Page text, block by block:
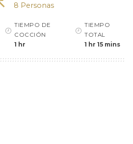
8 Personas
TIEMPO DE
COCCIÓN
1 hr
TIEMPO
TOTAL
1 hr 15 mins